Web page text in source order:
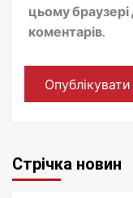
цьому
коментарів.
Стрічка новин